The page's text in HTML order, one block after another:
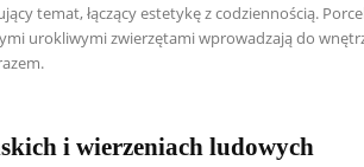
temat, łączący estetykę z codziennością.
urokliwymi zwierzętami wprowadzają do
i wierzeniach ludowych